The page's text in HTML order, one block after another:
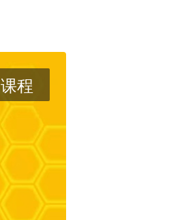
课程